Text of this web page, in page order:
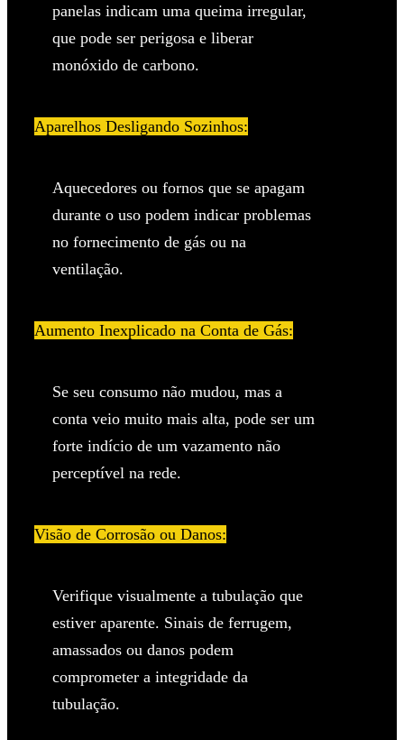
panelas indicam uma queima irregular,
que pode ser perigosa e liberar
monóxido de carbono.
Aparelhos Desligando Sozinhos:
Aquecedores ou fornos que se apagam
durante o uso podem indicar problemas
no fornecimento de gás ou na
ventilação.
Aumento Inexplicado na Conta de Gás:
Se seu consumo não mudou, mas a
conta veio muito mais alta, pode ser um
forte indício de um vazamento não
perceptível na rede.
Visão de Corrosão ou Danos:
Verifique visualmente a tubulação que
estiver aparente. Sinais de ferrugem,
amassados ou danos podem
comprometer a integridade da
tubulação.